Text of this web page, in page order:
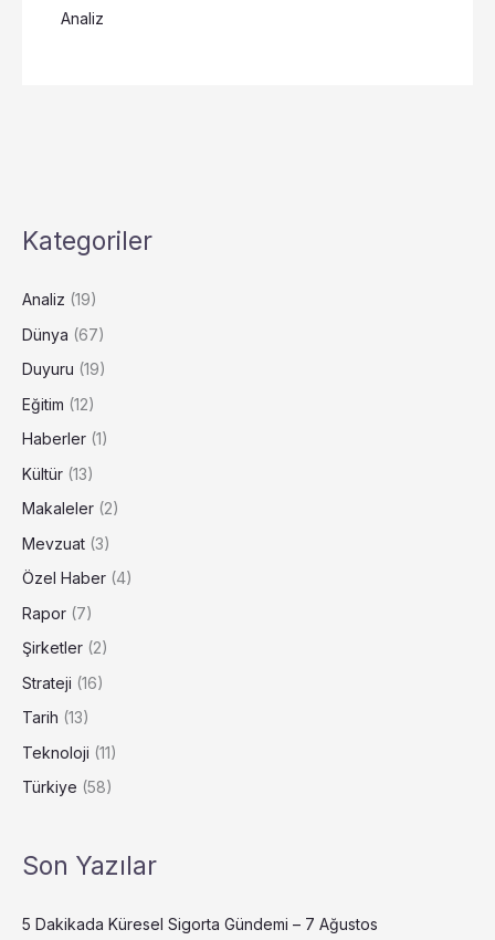
Analiz
Kategoriler
Analiz (19)
Dünya (67)
Duyuru (19)
Eğitim (12)
Haberler (1)
Kültür (13)
Makaleler (2)
Mevzuat (3)
Özel Haber (4)
Rapor (7)
Şirketler (2)
Strateji (16)
Tarih (13)
Teknoloji (11)
Türkiye (58)
Son Yazılar
5 Dakikada Küresel Sigorta Gündemi – 7 Ağustos